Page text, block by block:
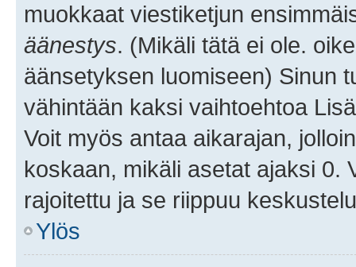
muokkaat viestiketjun
äänestys. (Mikäli tätä ei ole.
äänsetyksen luomiseen) Sinun
vähintään kaksi vaihtoehtoa
Voit myös antaa aikarajan,
koskaan, mikäli asetat ajaksi 0.
rajoitettu ja se riippuu
Ylös